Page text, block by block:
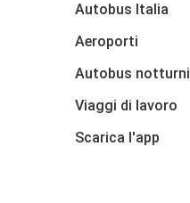
Autobus Italia
Aeroporti
Autobus notturni
Viaggi di lavoro
Scarica l'app